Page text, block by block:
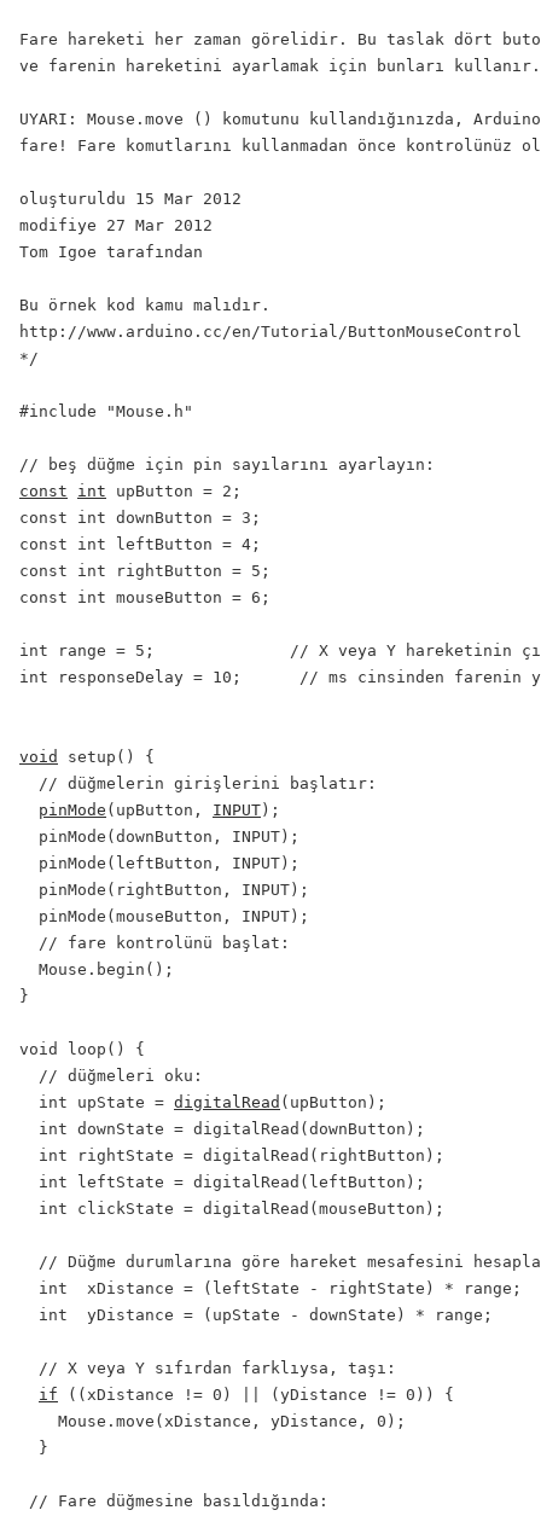
Fare hareketi her zaman görelidir. Bu taslak dört
ve farenin hareketini ayarlamak için bunları kullanır.
UYARI: Mouse.move () komutunu kullandığınızda,
fare! Fare komutlarını kullanmadan önce kontrolünüz
oluşturuldu 15 Mar 2012
modifiye 27 Mar 2012
Tom Igoe tarafından
Bu örnek kod kamu malıdır.
http://www.arduino.cc/en/Tutorial/ButtonMouseControl
*/
#include "Mouse.h"
const
int upButton = 2;
const int downButton = 3;
const int leftButton = 4;
const int rightButton = 5;
const int mouseButton = 6;
int range = 5;              // X veya Y hareketinin
int responseDelay = 10;      // ms cinsinden farenin
void
setup() {
  // düğmelerin girişlerini başlatır:
pinMode (upButton, INPUT );
  pinMode(downButton, INPUT);
  pinMode(leftButton, INPUT);
  pinMode(rightButton, INPUT);
  pinMode(mouseButton, INPUT);
  // fare kontrolünü başlat:
  Mouse.begin();
}
void loop() {
  // düğmeleri oku:
  int upState =
digitalRead (upButton);
  int downState = digitalRead(downButton);
  int rightState = digitalRead(rightButton);
  int leftState = digitalRead(leftButton);
  int clickState = digitalRead(mouseButton);
// Düğme durumlarına göre hareket mesafesini
  int  xDistance = (leftState - rightState) * range;
  int  yDistance = (upState - downState) * range;
  // X veya Y sıfırdan farklıysa, taşı:
if ((xDistance != 0) || (yDistance != 0)) {
    Mouse.move(xDistance, yDistance, 0);
  }
// Fare düğmesine basıldığında: